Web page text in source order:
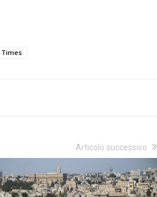
Times
Articolo successivo